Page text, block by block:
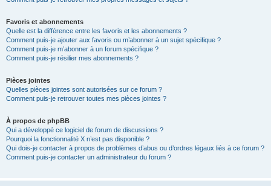
Favoris et abonnements
Quelle est la différence entre les favoris et les abonnements ?
Comment puis-je ajouter aux favoris ou m’abonner à un sujet spécifique ?
Comment puis-je m’abonner à un forum spécifique ?
Comment puis-je résilier mes abonnements ?
Pièces jointes
Quelles pièces jointes sont autorisées sur ce forum ?
Comment puis-je retrouver toutes mes pièces jointes ?
À propos de phpBB
Qui a développé ce logiciel de forum de discussions ?
Pourquoi la fonctionnalité X n’est pas disponible ?
Qui dois-je contacter à propos de problèmes d’abus ou d’ordres légaux liés à ce forum ?
Comment puis-je contacter un administrateur du forum ?